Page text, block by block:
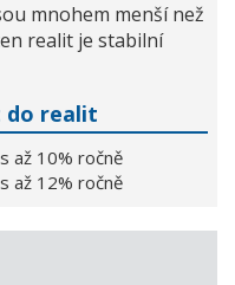
mnohem menší než
realit je stabilní
do realit
až 10% ročně
až 12% ročně